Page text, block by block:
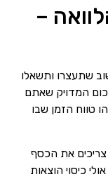
–
שתעצרו ותשאלו
המדויק שאתם
טווח הזמן שבו
את הכסף
כיסוי הוצאות